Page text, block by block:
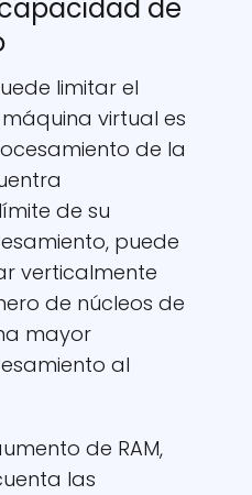
de
limitar el
virtual es
de la
de su
puede
verticalmente
de núcleos de
mayor
al
de RAM,
las